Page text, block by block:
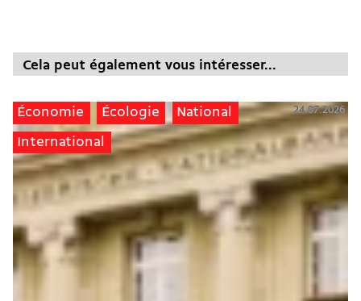
Cela peut également vous intéresser...
Économie Écologie National
International
24.07.2026